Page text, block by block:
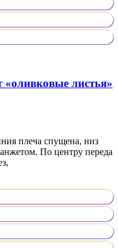
листья»
плеча спущена, низ
По центру переда